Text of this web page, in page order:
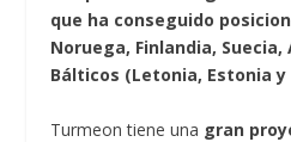
que ha conseguido
Noruega, Finlandia, Suecia,
Bálticos (Letonia, Estonia
Turmeon tiene una gran